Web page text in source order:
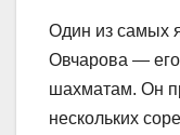
Один из самых
Овчарова —
шахматам. Он
нескольких